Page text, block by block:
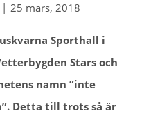
| 25 mars, 2018
Sporthall i
Stars och
namn ”inte
Detta till trots så är